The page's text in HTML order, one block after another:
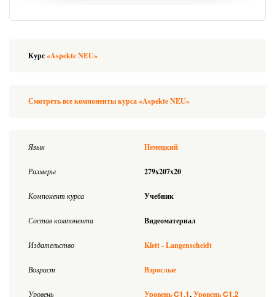
Курс«Aspekte NEU»
Смотреть все компоненты курса «Aspekte NEU»
Язык Немецкий
Размеры 279x207x20
Компонент курса Учебник
Состав компонента Видеоматериал
Издательство Klett - Langenscheidt
Возраст Взрослые
Уровень УровеньC1.1 УровеньC1.2